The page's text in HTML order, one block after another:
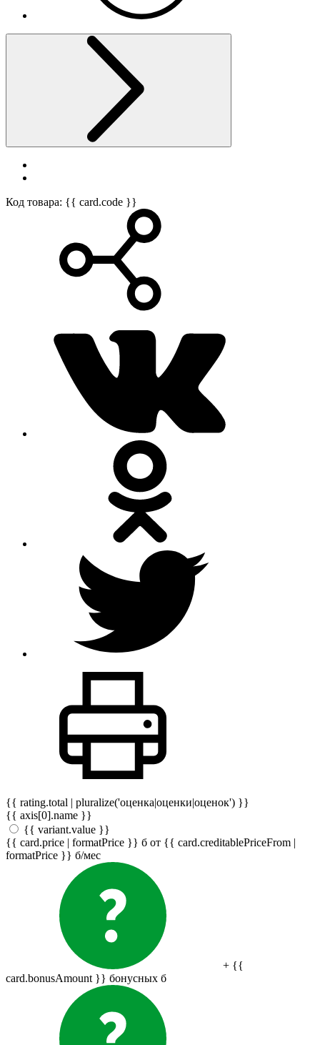
Код товара: {{ card.code }}
{{ rating.total | pluralize('оценка|оценки|оценок') }}
{{ axis[0].name }}
{{ variant.value }}
{{ card.price | formatPrice }} б от {{ card.creditablePriceFrom |
formatPrice }} б/мес
+ {{
card.bonusAmount }} бонусных б